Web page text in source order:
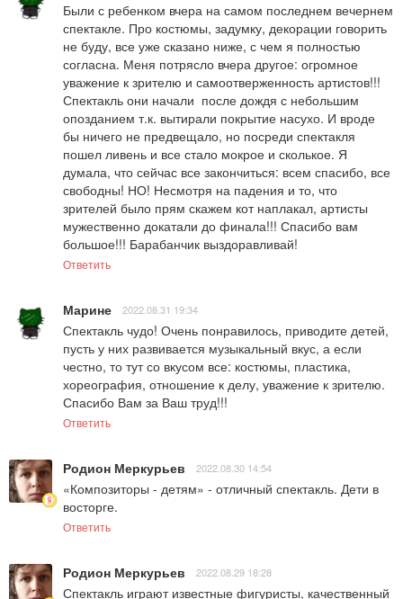
Были с ребенком вчера на самом последнем вечернем
спектакле. Про костюмы, задумку, декорации говорить
не буду, все уже сказано ниже, с чем я полностью
согласна. Меня потрясло вчера другое: огромное
уважение к зрителю и самоотверженность артистов!!!
Спектакль они начали  после дождя с небольшим
опозданием т.к. вытирали покрытие насухо. И вроде
бы ничего не предвещало, но посреди спектакля
пошел ливень и все стало мокрое и сколькое. Я
думала, что сейчас все закончиться: всем спасибо, все
свободны! НО! Несмотря на падения и то, что
зрителей было прям скажем кот наплакал, артисты
мужественно докатали до финала!!! Спасибо вам
большое!!! Барабанчик выздоравливай!
Ответить
Марине 2022.08.31 19:34
Спектакль чудо! Очень понравилось, приводите детей,
пусть у них развивается музыкальный вкус, а если
честно, то тут со вкусом все: костюмы, пластика,
хореография, отношение к делу, уважение к зрителю.
Спасибо Вам за Ваш труд!!!
Ответить
Родион Меркурьев 2022.08.30 14:54
«Композиторы - детям» - отличный спектакль. Дети в
восторге.
Ответить
Родион Меркурьев 2022.08.29 18:28
Спектакль играют известные фигуристы, качественный